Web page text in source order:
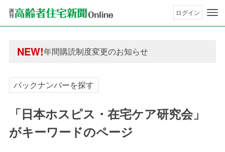
ログイン
NEW!
年間購読制度変更のお知らせ
年間購読制度変更のお知らせ
バックナンバーを探す
「日本ホスピス・在宅ケア研究会」
がキーワードのページ